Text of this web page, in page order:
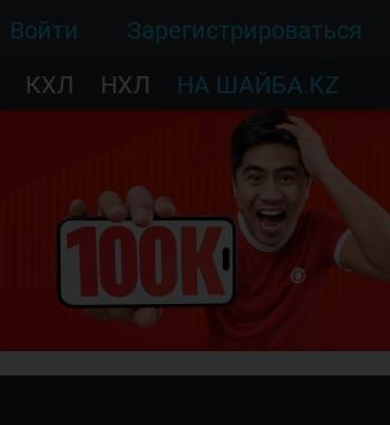
Войти
Зарегистрироваться
КХЛ НХЛ НА ШАЙБА.KZ